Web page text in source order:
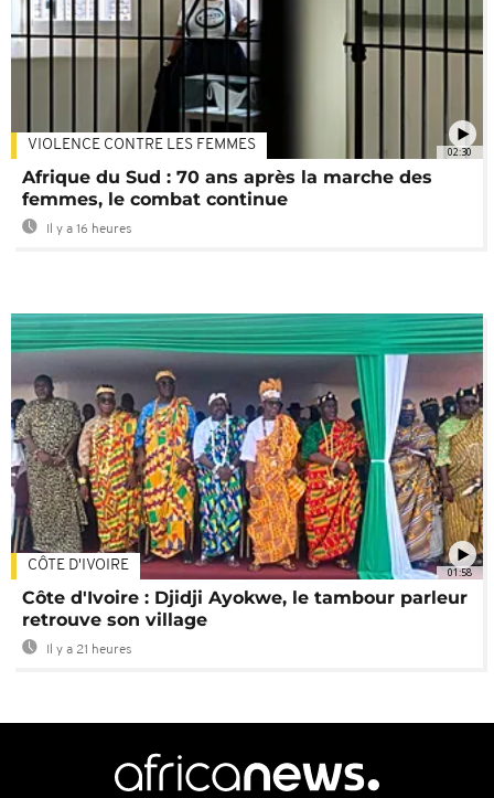
02:30
VIOLENCE CONTRE LES FEMMES
Afrique du Sud : 70 ans après la marche des
femmes, le combat continue
Il y a 16 heures
01:58
CÔTE D'IVOIRE
Côte d'Ivoire : Djidji Ayokwe, le tambour parleur
retrouve son village
Il y a 21 heures